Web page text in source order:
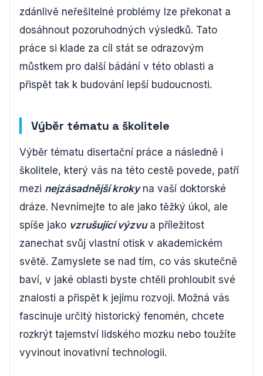
zdánlivě neřešitelné problémy lze překonat a
dosáhnout pozoruhodných výsledků. Tato
práce si klade za cíl stát se odrazovým
můstkem pro další bádání v této oblasti a
přispět tak k budování lepší budoucnosti.
Výběr tématu a školitele
Výběr tématu disertační práce a následně i
školitele, který vás na této cestě povede, patří
mezi nejzásadnější krokyna vaší doktorské
dráze. Nevnímejte to ale jako těžký úkol, ale
spíše jako vzrušující výzvua příležitost
zanechat svůj vlastní otisk v akademickém
světě. Zamyslete se nad tím, co vás skutečně
baví, v jaké oblasti byste chtěli prohloubit své
znalosti a přispět k jejímu rozvoji. Možná vás
fascinuje určitý historický fenomén, chcete
rozkrýt tajemství lidského mozku nebo toužíte
vyvinout inovativní technologii.